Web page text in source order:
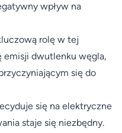
wpływ na
rolę w tej
emisji dwutlenku węgla,
się do
się na elektryczne
staje się niezbędny.